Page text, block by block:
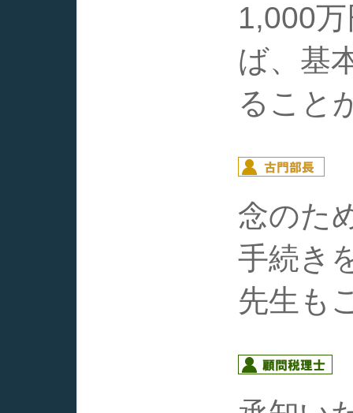
1,000
ば、基
ること
念のた
手続き
先生も